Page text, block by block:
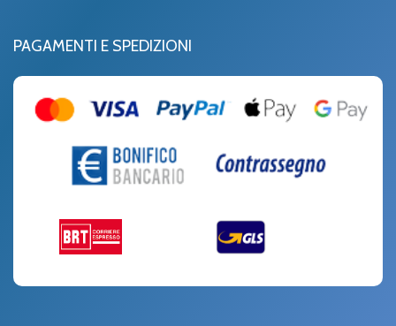
PAGAMENTI E SPEDIZIONI